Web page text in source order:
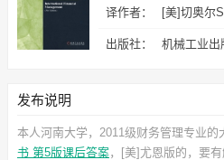
译作者： [美]切奥尔
出版社： 机械工业出
发布说明
本人河南大学，2011级财务管理专业的
书 第5版课后答案，[美]尤恩版的，要